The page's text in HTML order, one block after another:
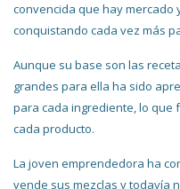
convencida que hay mercado
conquistando cada vez más
Aunque su base son las
grandes para ella ha sido
para cada ingrediente, lo que
cada producto.
La joven emprendedora ha
vende sus mezclas y todavía